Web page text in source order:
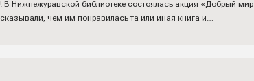
В Нижнежуравской библиотеке состоялась акция «Добрый
чем им понравилась та или иная книга и…